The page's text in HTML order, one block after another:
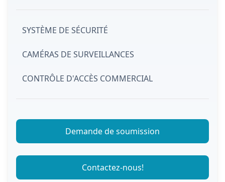
SYSTÈME DE SÉCURITÉ
CAMÉRAS DE SURVEILLANCES
CONTRÔLE D'ACCÈS COMMERCIAL
Demande de soumission
Contactez-nous!